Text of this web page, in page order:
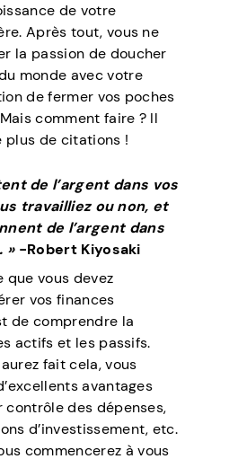
de votre
Après tout, vous ne
la passion de doucher
monde avec votre
de fermer vos poches
comment faire ? Il
plus de citations !
de l’argent dans vos
travailliez ou non, et
de l’argent dans
»-Robert Kiyosaki
que vous devez
vos finances
de comprendre la
actifs et les passifs.
fait cela, vous
avantages
contrôle des dépenses,
d’investissement, etc.
commencerez à vous